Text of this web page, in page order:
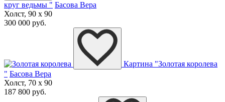
круг ведьмы " Басова Вера
Холст, 90 x 90
300 000 руб.
Картина "Золотая королева
" Басова Вера
Холст, 70 x 90
187 800 руб.